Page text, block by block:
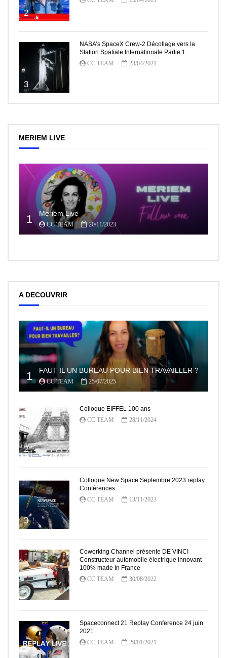
2
3
NASA’s SpaceX Crew-2 Décollage vers la
Station Spatiale Internationale Partie 1
CC TEAM
23/04/2021
MERIEM LIVE
1 Meriem Live
CC TEAM 20/11/2023
A DECOUVRIR
1 FAUT IL UN BUREAU POUR BIEN TRAVAILLER ?
CC TEAM 25/07/2025
2
Colloque EIFFEL 100 ans
CC TEAM
28/11/2024
3
Colloque New Space Septembre 2023 replay
Conférences
CC TEAM
13/11/2023
4
Coworking Channel présente DE VINCI
Constructeur automobile électrique innovant
100% made In France
CC TEAM
30/08/2022
Spaceconnect 21 Replay Conference 24 juin
2021
CC TEAM
29/01/2021